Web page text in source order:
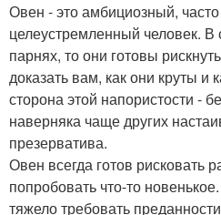
Овен - это амбициозный,
целеустремленный человек. В
парнях, то они готовы
доказать вам, как они круты и
сторона этой напористости -
наверняка чаще других
презерватива.
Овен всегда готов рисковать
попробовать что-то
тяжело требовать